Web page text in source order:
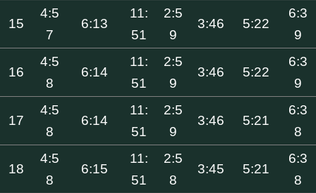
15
4:5
7
6:13
11:
51
2:5
9
3:46 5:22
6:3
9
16
4:5
8
6:14
11:
51
2:5
9
3:46 5:22
6:3
9
17
4:5
8
6:14
11:
51
2:5
9
3:46 5:21
6:3
8
18
4:5
8
6:15
11:
51
2:5
8
3:45 5:21
6:3
8